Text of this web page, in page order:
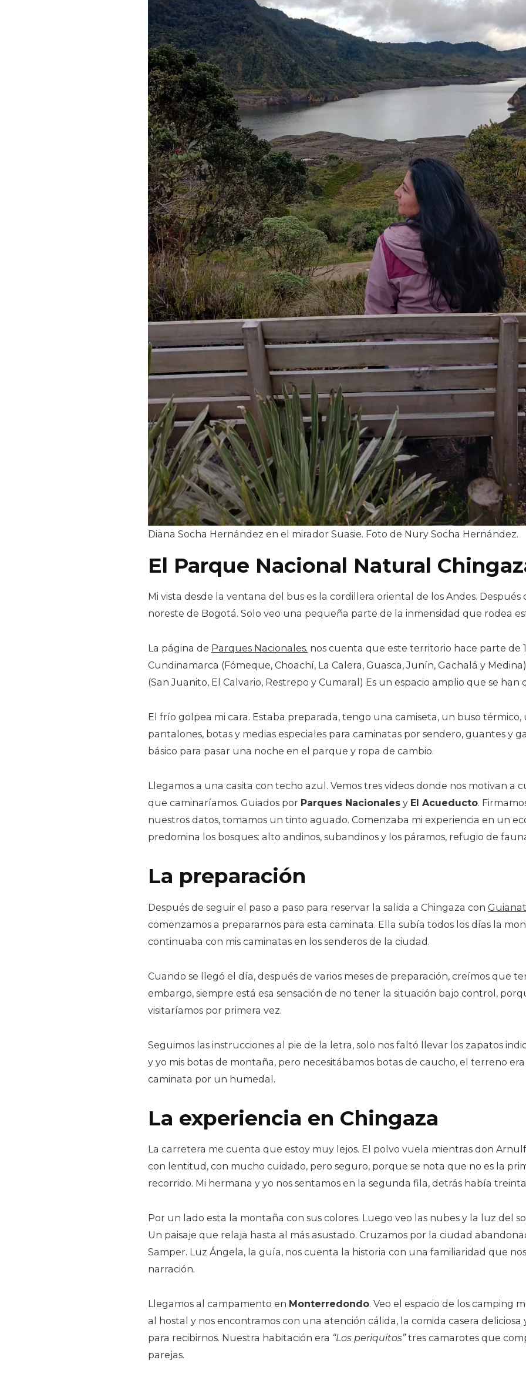
Diana Socha Hernández en el mirador Suasie. Foto de Nury Socha Hernández.
El Parque Nacional Natural
Mi vista desde la ventana del bus es la cordillera oriental de los Andes.
noreste de Bogotá. Solo veo una pequeña parte de la inmensidad que rodea
La página de Parques Nacionales. nos cuenta que este territorio hace parte de
Cundinamarca (Fómeque, Choachí, La Calera, Guasca, Junín, Gachalá y
(San Juanito, El Calvario, Restrepo y Cumaral) Es un espacio amplio que se han
El frío golpea mi cara. Estaba preparada, tengo una camiseta, un buso térmico,
pantalones, botas y medias especiales para caminatas por sendero, guantes y
básico para pasar una noche en el parque y ropa de cambio.
Llegamos a una casita con techo azul. Vemos tres videos donde nos motivan a
que caminaríamos. Guiados por Parques Nacionales y El Acueducto.
nuestros datos, tomamos un tinto aguado. Comenzaba mi experiencia en un
predomina los bosques: alto andinos, subandinos y los páramos, refugio de
La preparación
Después de seguir el paso a paso para reservar la salida a Chingaza con
comenzamos a prepararnos para esta caminata. Ella subía todos los días la
continuaba con mis caminatas en los senderos de la ciudad.
Cuando se llegó el día, después de varios meses de preparación, creímos que
embargo, siempre está esa sensación de no tener la situación bajo control,
visitaríamos por primera vez.
Seguimos las instrucciones al pie de la letra, solo nos faltó llevar los zapatos
y yo mis botas de montaña, pero necesitábamos botas de caucho, el terreno
caminata por un humedal.
La experiencia en Chingaza
La carretera me cuenta que estoy muy lejos. El polvo vuela mientras don
con lentitud, con mucho cuidado, pero seguro, porque se nota que no es la
recorrido. Mi hermana y yo nos sentamos en la segunda fila, detrás había
Por un lado esta la montaña con sus colores. Luego veo las nubes y la luz del
Un paisaje que relaja hasta al más asustado. Cruzamos por la ciudad
Samper. Luz Ángela, la guía, nos cuenta la historia con una familiaridad que
narración.
Llegamos al campamento en Monterredondo. Veo el espacio de los camping
al hostal y nos encontramos con una atención cálida, la comida casera
para recibirnos. Nuestra habitación era “Los periquitos”tres camarotes que
parejas.